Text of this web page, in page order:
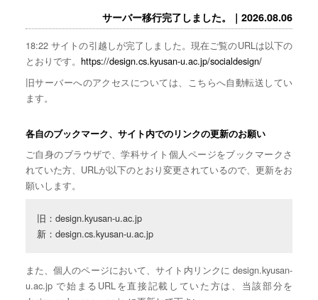
サーバー移行完了しました。｜2026.08.06
18:22 サイトの引越しが完了しました。現在ご覧のURLは以下の
とおりです。 https://design.cs.kyusan-u.ac.jp/socialdesign/
旧サーバーへのアクセスについては、こちらへ自動転送してい
ます。
各自のブックマーク、サイト内でのリンクの更新のお願い
ご自身のブラウザで、学科サイト個人ページをブックマークさ
れていた方、URLが以下のとおり変更されているので、更新をお
願いします。
旧：design.kyusan-u.ac.jp
新：design.cs.kyusan-u.ac.jp
また、個人のページにおいて、サイト内リンクに design.kyusan-
u.ac.jp で始まるURLを直接記載していた方は、当該部分を